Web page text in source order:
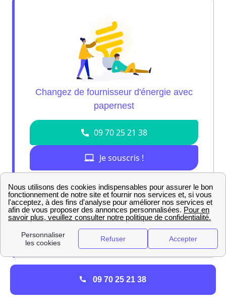
Nos experts sont là pour vous brancher sur
l'offre de gaz parfaite pour vous !
09 70 25 21 38